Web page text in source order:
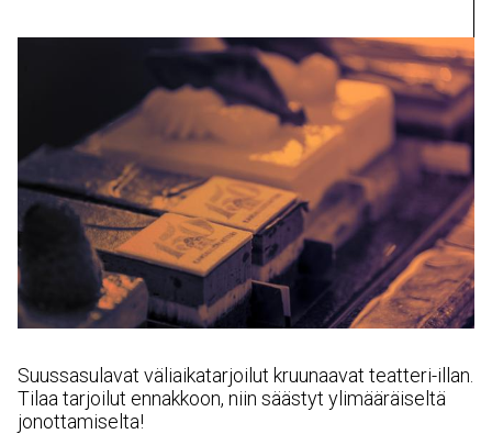
Suussasulavat väliaikatarjoilut kruunaavat teatteri-illan.
Tilaa tarjoilut ennakkoon, niin säästyt ylimääräiseltä
jonottamiselta!